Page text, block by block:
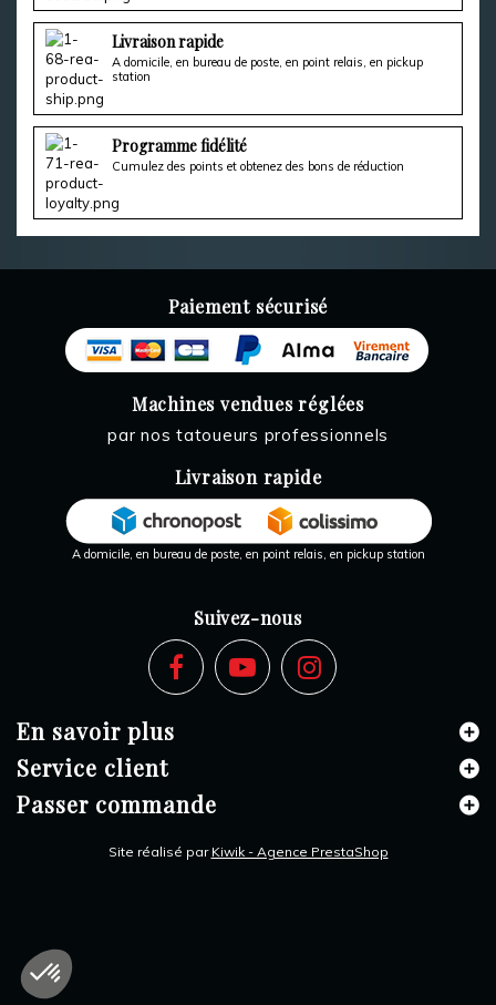
Livraison rapide
A domicile, en bureau de poste, en point relais, en pickup
station
Programme fidélité
Cumulez des points et obtenez des bons de réduction
Paiement sécurisé
Machines vendues réglées
par nos tatoueurs professionnels
Livraison rapide
A domicile, en bureau de poste, en point relais, en pickup station
Suivez-nous
En savoir plus
Service client
Passer commande
Site réalisé par Kiwik - Agence PrestaShop